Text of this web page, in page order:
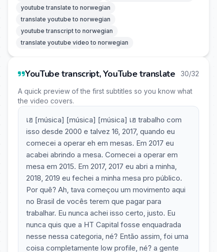
youtube translate to norwegian
translate youtube to norwegian
youtube transcript to norwegian
translate youtube video to norwegian
YouTube transcript, YouTube translate 30/32
A quick preview of the first subtitles so you know what
the video covers.
เฮ [música] [música] [música] เฮ trabalho com
isso desde 2000 e talvez 16, 2017, quando eu
comecei a operar eh em mesas. Em 2017 eu
acabei abrindo a mesa. Comecei a operar em
mesa em 2015. Em 2017, 2017 eu abri a minha,
2018, 2019 eu fechei a minha mesa pro público.
Por quê? Ah, tava começou um movimento aqui
no Brasil de vocês terem que pagar para
trabalhar. Eu nunca achei isso certo, justo. Eu
nunca quis que a HT Capital fosse enquadrada
nesse nessa categoria, né? Então assim, foi uma
coisa completamente low profile, né? a gente